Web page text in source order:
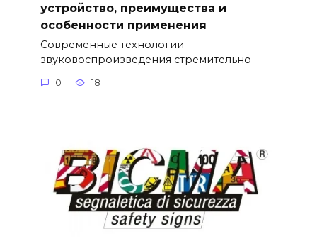
устройство, преимущества и
особенности применения
Современные технологии
звуковоспроизведения стремительно
0 18